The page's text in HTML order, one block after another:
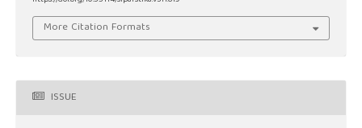
More Citation Formats
ISSUE